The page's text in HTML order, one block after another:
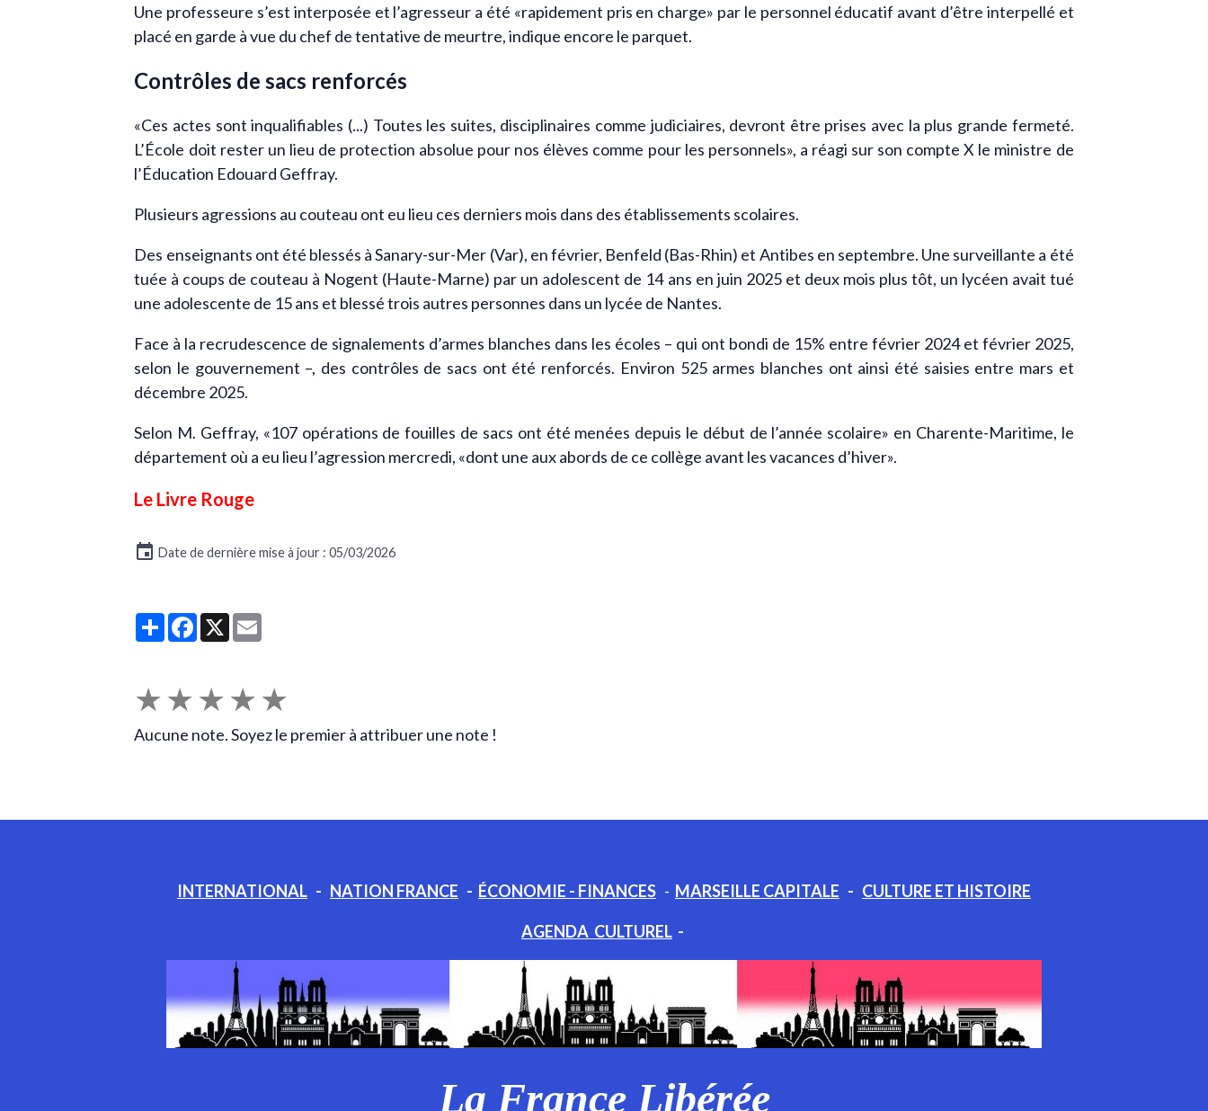
Une professeure s’est interposée et l’agresseur a été «rapidement pris en charge» par le personnel éducatif avant d’être interpellé et
placé en garde à vue du chef de tentative de meurtre, indique encore le parquet.
Contrôles de sacs renforcés
«Ces actes sont inqualifiables (...) Toutes les suites, disciplinaires comme judiciaires, devront être prises avec la plus grande fermeté.
L’École doit rester un lieu de protection absolue pour nos élèves comme pour les personnels», a réagi sur son compte X le ministre de
l’Éducation Edouard Geffray.
Plusieurs agressions au couteau ont eu lieu ces derniers mois dans des établissements scolaires.
Des enseignants ont été blessés à Sanary-sur-Mer (Var), en février, Benfeld (Bas-Rhin) et Antibes en septembre. Une surveillante a été
tuée à coups de couteau à Nogent (Haute-Marne) par un adolescent de 14 ans en juin 2025 et deux mois plus tôt, un lycéen avait tué
une adolescente de 15 ans et blessé trois autres personnes dans un lycée de Nantes.
Face à la recrudescence de signalements d’armes blanches dans les écoles – qui ont bondi de 15% entre février 2024 et février 2025,
selon le gouvernement –, des contrôles de sacs ont été renforcés. Environ 525 armes blanches ont ainsi été saisies entre mars et
décembre 2025.
Selon M. Geffray, «107 opérations de fouilles de sacs ont été menées depuis le début de l’année scolaire» en Charente-Maritime, le
département où a eu lieu l’agression mercredi, «dont une aux abords de ce collège avant les vacances d’hiver».
Le Livre Rouge
Date de dernière mise à jour : 05/03/2026
PartagerFacebook
X
★★★★★
Aucune note. Soyez le premier à attribuer une note !
INTERNATIONAL - NATION FRANCE - ÉCONOMIE - FINANCES - MARSEILLE CAPITALE - CULTURE ET HISTOIRE
AGENDA CULTUREL -
La France Libérée